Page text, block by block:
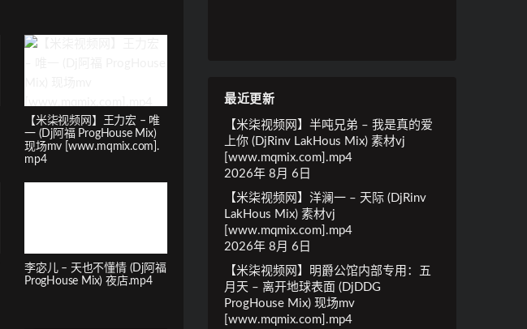
【米柒视频网】王力宏 – 唯
一 (Dj阿福 ProgHouse Mix)
现场mv [www.mqmix.com].
mp4
李宓儿 – 天也不懂情 (Dj阿福
ProgHouse Mix) 夜店.mp4
最近更新
【米柒视频网】半吨兄弟 – 我是真的爱
上你 (DjRinv LakHous Mix) 素材vj
[www.mqmix.com].mp4
2026年 8月 6日
【米柒视频网】洋澜一 – 天际 (DjRinv
LakHous Mix) 素材vj
[www.mqmix.com].mp4
2026年 8月 6日
【米柒视频网】明爵公馆内部专用：五
月天 – 离开地球表面 (DjDDG
ProgHouse Mix) 现场mv
[www.mqmix.com].mp4